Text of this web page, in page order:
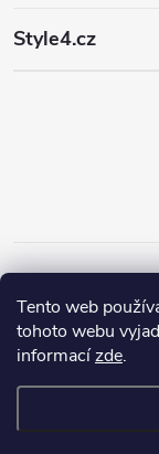
Tento web
tohoto webu
informacízde.
Style4.cz